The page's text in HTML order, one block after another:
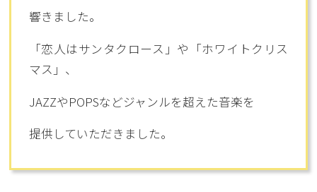
響きました。
「恋人はサンタクロース」や「ホワイトクリス
マス」、
JAZZやPOPSなどジャンルを超えた音楽を
提供していただきました。